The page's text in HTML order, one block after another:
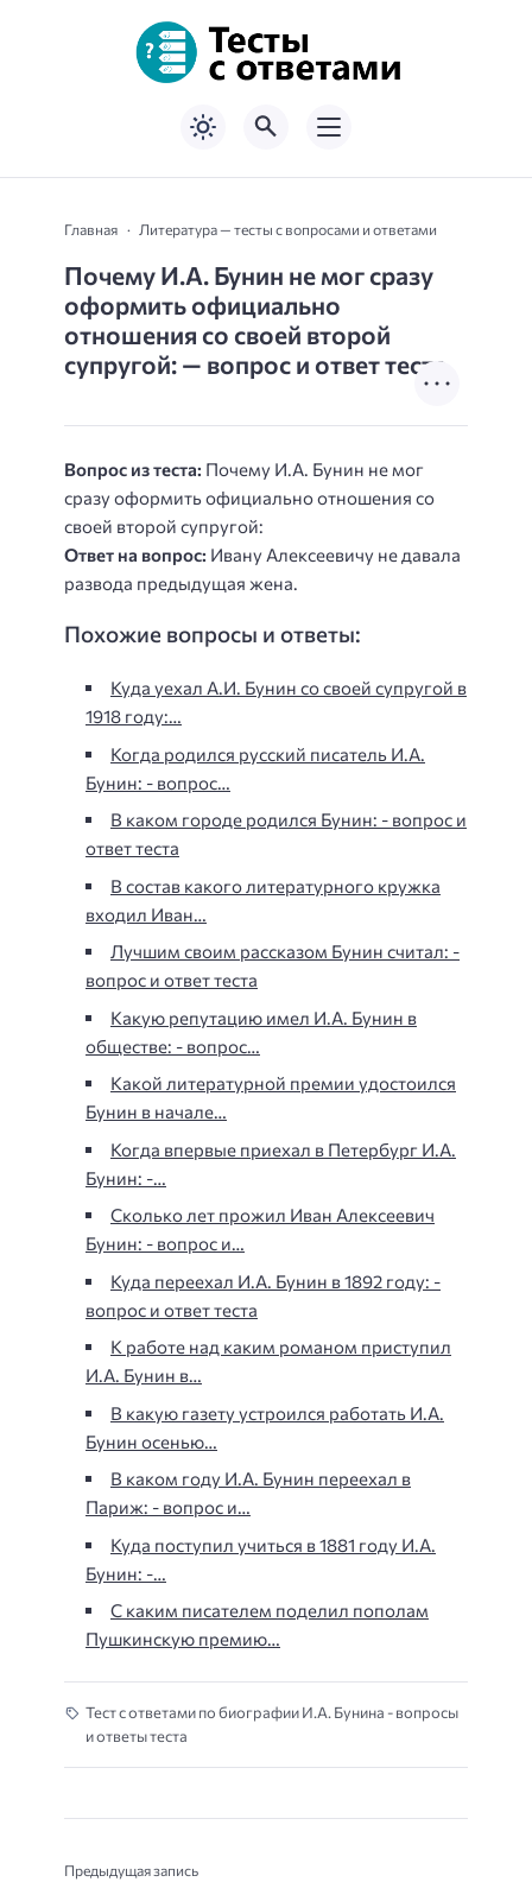
Главная Литература — тесты с вопросами и ответами
Почему И.А. Бунин не мог сразу
оформить официально
отношения со своей второй
супругой: — вопрос и ответ теста
Вопрос из теста: Почему И.А. Бунин не мог
сразу оформить официально отношения со
своей второй супругой:
Ответ на вопрос: Ивану Алексеевичу не давала
развода предыдущая жена.
Похожие вопросы и ответы:
Куда уехал А.И. Бунин со своей супругой в
1918 году:…
Когда родился русский писатель И.А.
Бунин: - вопрос…
В каком городе родился Бунин: - вопрос и
ответ теста
В состав какого литературного кружка
входил Иван…
Лучшим своим рассказом Бунин считал: -
вопрос и ответ теста
Какую репутацию имел И.А. Бунин в
обществе: - вопрос…
Какой литературной премии удостоился
Бунин в начале…
Когда впервые приехал в Петербург И.А.
Бунин: -…
Сколько лет прожил Иван Алексеевич
Бунин: - вопрос и…
Куда переехал И.А. Бунин в 1892 году: -
вопрос и ответ теста
К работе над каким романом приступил
И.А. Бунин в…
В какую газету устроился работать И.А.
Бунин осенью…
В каком году И.А. Бунин переехал в
Париж: - вопрос и…
Куда поступил учиться в 1881 году И.А.
Бунин: -…
С каким писателем поделил пополам
Пушкинскую премию…
Тест с ответами по биографии И.А. Бунина - вопросы
и ответы теста
Предыдущая запись